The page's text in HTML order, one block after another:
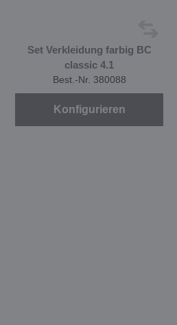
Set Verkleidung farbig BC
classic 4.1
Best.-Nr. 380088
Konfigurieren